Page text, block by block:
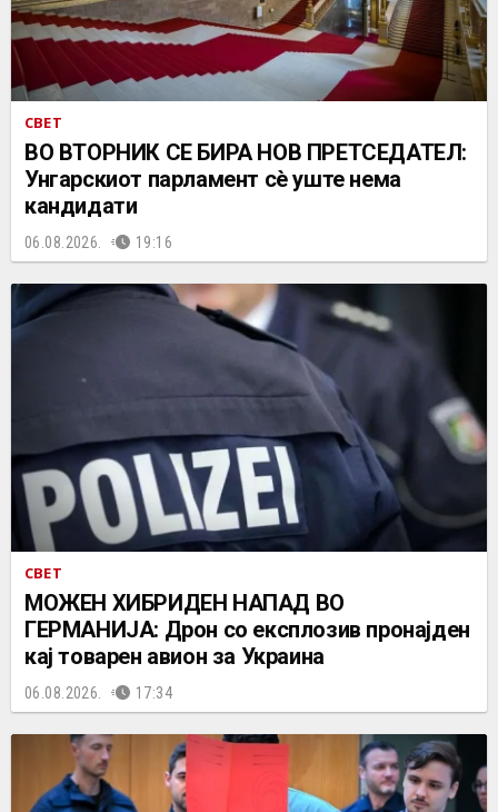
СВЕТ
ВО ВТОРНИК СЕ БИРА НОВ ПРЕТСЕДАТЕЛ:
Унгарскиот парламент сè уште нема
кандидати
06.08.2026. 19:16
СВЕТ
МОЖЕН ХИБРИДЕН НАПАД ВО
ГЕРМАНИЈА: Дрон со експлозив пронајден
кај товарен авион за Украина
06.08.2026. 17:34